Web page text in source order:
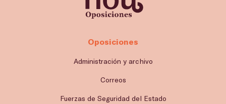
Oposiciones
Administración y archivo
Correos
Fuerzas de Seguridad del Estado